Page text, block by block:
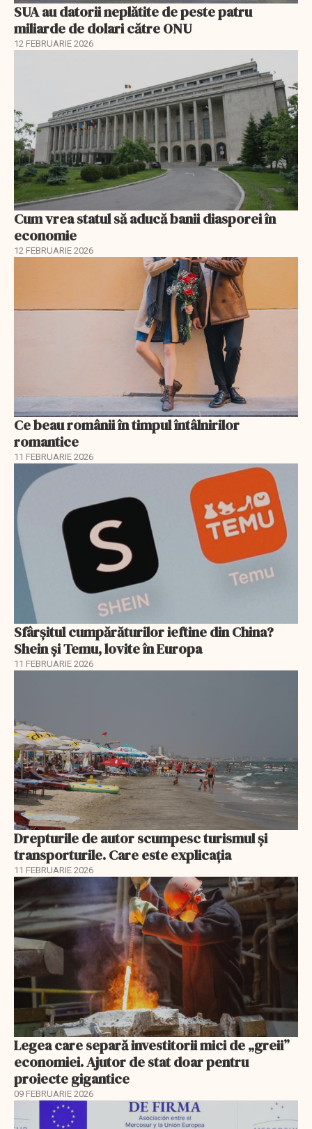
SUA au datorii neplătite de peste patru
miliarde de dolari către ONU
12 FEBRUARIE 2026
Cum vrea statul să aducă banii diasporei în
economie
12 FEBRUARIE 2026
Ce beau românii în timpul întâlnirilor
romantice
11 FEBRUARIE 2026
Sfârșitul cumpărăturilor ieftine din China?
Shein și Temu, lovite în Europa
11 FEBRUARIE 2026
Drepturile de autor scumpesc turismul și
transporturile. Care este explicația
11 FEBRUARIE 2026
Legea care separă investitorii mici de „greii”
economiei. Ajutor de stat doar pentru
proiecte gigantice
09 FEBRUARIE 2026